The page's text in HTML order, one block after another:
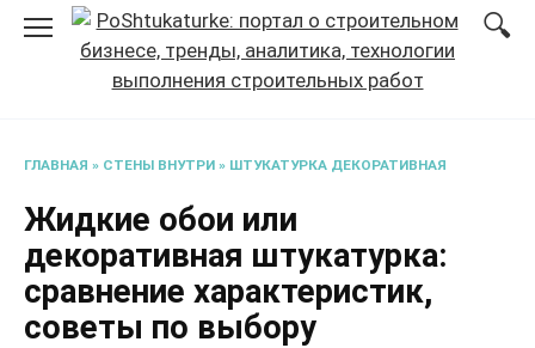
Перейти
содержанию
ГЛАВНАЯ » СТЕНЫ ВНУТРИ » ШТУКАТУРКА ДЕКОРАТИВНАЯ
Жидкие обои или
декоративная штукатурка:
сравнение характеристик,
советы по выбору